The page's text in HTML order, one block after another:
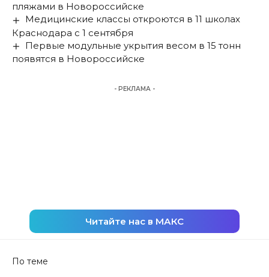
пляжами в Новороссийске
Медицинские классы откроются в 11 школах
Краснодара с 1 сентября
Первые модульные укрытия весом в 15 тонн
появятся в Новороссийске
- РЕКЛАМА -
Читайте нас в МАКС
По теме